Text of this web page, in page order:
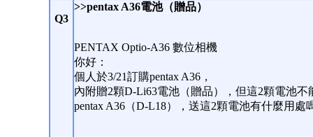
Q3
>>pentax A36電池（贈品）
PENTAX Optio-A36 數位相機
你好：
個人於3/21訂購pentax A36，
內附贈2顆D-Li63電池（贈品），但這2顆電池不
pentax A36（D-L18），送這2顆電池有什麼用處